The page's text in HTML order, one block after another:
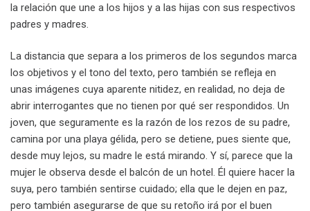
la relación que une a los hijos y a las hijas con sus respectivos
padres y madres.
La distancia que separa a los primeros de los segundos marca
los objetivos y el tono del texto, pero también se refleja en
unas imágenes cuya aparente nitidez, en realidad, no deja de
abrir interrogantes que no tienen por qué ser respondidos. Un
joven, que seguramente es la razón de los rezos de su padre,
camina por una playa gélida, pero se detiene, pues siente que,
desde muy lejos, su madre le está mirando. Y sí, parece que la
mujer le observa desde el balcón de un hotel. Él quiere hacer la
suya, pero también sentirse cuidado; ella que le dejen en paz,
pero también asegurarse de que su retoño irá por el buen